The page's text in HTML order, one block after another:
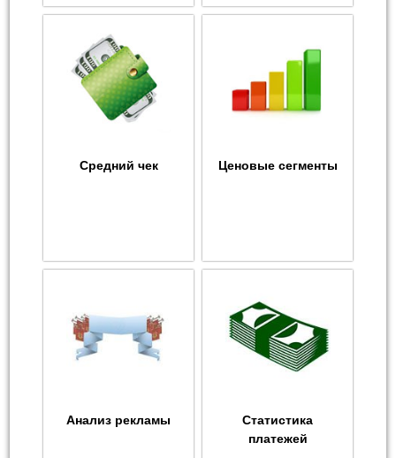
Средний чек Ценовые сегменты
Анализ рекламы
Статистика
платежей